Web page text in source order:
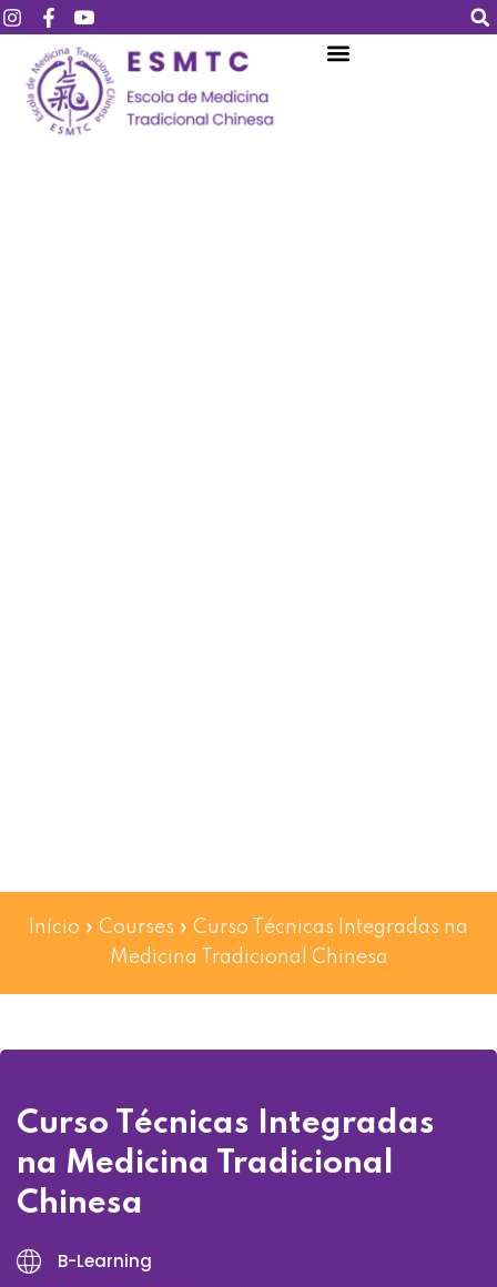
Início » Courses » Curso Técnicas Integradas na
Medicina Tradicional Chinesa
Curso Técnicas Integradas
na Medicina Tradicional
Chinesa
B-Learning
Login Assinar
Login